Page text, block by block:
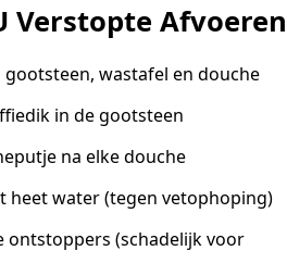
Verstopte Afvoeren
wastafel en douche
in de gootsteen
na elke douche
heet water (tegen vetophoping)
ontstoppers (schadelijk voor